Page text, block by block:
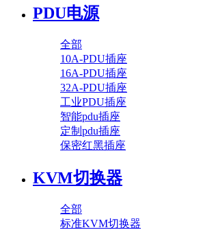
PDU电源
全部
10A-PDU插座
16A-PDU插座
32A-PDU插座
工业PDU插座
智能pdu插座
定制pdu插座
保密红黑插座
KVM切换器
全部
标准KVM切换器